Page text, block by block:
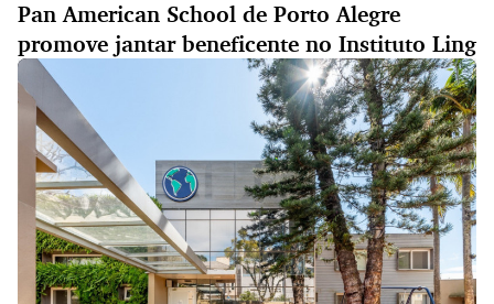
Pan American School de Porto Alegre
promove jantar beneficente no Instituto Ling